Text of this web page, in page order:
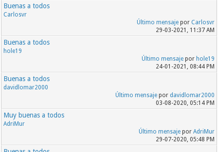
Buenas a todos
Carlosvr
Último mensajepor Carlosvr
29-03-2021, 11:37 AM
Buenas a todos
hole19
Último mensajepor hole19
24-01-2021, 08:44 PM
Buenas a todos
davidlomar2000
Último mensajepor davidlomar2000
03-08-2020, 05:14 PM
Muy buenas a todos
AdriMur
Último mensajepor AdriMur
29-07-2020, 05:48 PM